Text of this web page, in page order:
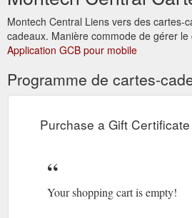
Montech Central Liens vers des cartes-
cadeaux. Manière commode de gérer
Application GCB pour mobile
Programme de cartes-
Purchase a Gift Certificate
Your shopping cart is empty!